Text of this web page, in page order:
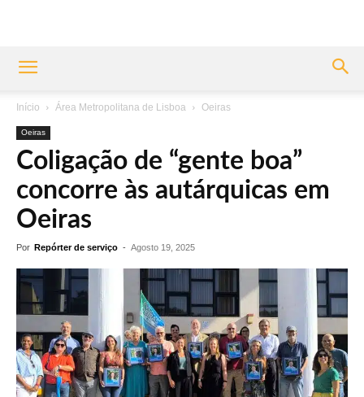
Início Área Metropolitana de Lisboa Oeiras
Oeiras
Coligação de “gente boa”
concorre às autárquicas em
Oeiras
Por Repórter de serviço - Agosto 19, 2025